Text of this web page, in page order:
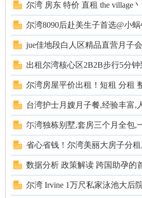
尔湾 房东 特价 直租 the village丶
尔湾8090后赴美生子首选@小
jue佳地段白人区精品直营月子
出租尔湾核心区2B2B步行5分钟
尔湾房屋平价出租！短租 分租
台湾护士月嫂月子餐,经验丰富,
尓湾独栋别墅,套房三个月全包,
省心省钱！尔湾美丽大房子分
数据分析 政策解读 跨国助孕的
尔湾 Irvine 1万尺私家泳池大后